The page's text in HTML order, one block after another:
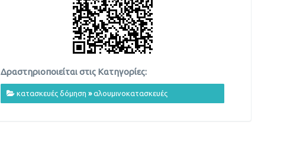
Δραστηριοποιείται στις Κατηγορίες:
κατασκευές δόμηση »αλουμινοκατασκευές